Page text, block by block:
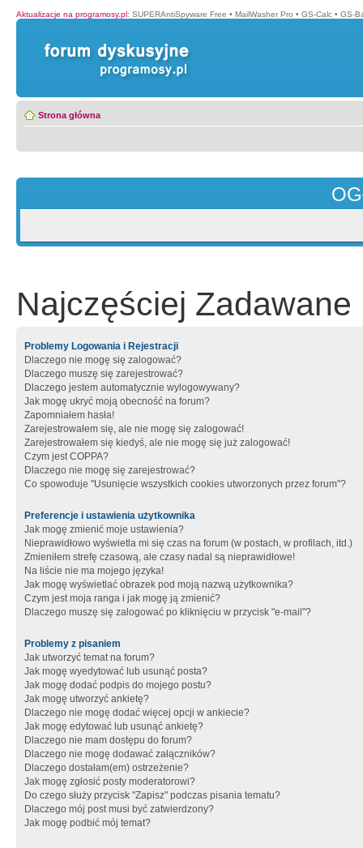
Aktualizacje na programosy.pl: SUPERAntiSpyware Free • MailWasher Pro • GS-Calc • GS-
Strona główna
Najczęściej Zadawane
Problemy Logowania i Rejestracji
Dlaczego nie mogę się zalogować?
Dlaczego muszę się zarejestrować?
Dlaczego jestem automatycznie wylogowywany?
Jak mogę ukryć moją obecność na forum?
Zapomniałem hasła!
Zarejestrowałem się, ale nie mogę się zalogować!
Zarejestrowałem się kiedyś, ale nie mogę się już zalogować!
Czym jest COPPA?
Dlaczego nie mogę się zarejestrować?
Co spowoduje "Usunięcie wszystkich cookies utworzonych przez forum"?
Preferencje i ustawienia użytkownika
Jak mogę zmienić moje ustawienia?
Nieprawidłowo wyświetla mi się czas na forum (w postach, w profilach, itd.)
Zmieniłem strefę czasową, ale czasy nadal są nieprawidłowe!
Na liście nie ma mojego języka!
Jak mogę wyświetlać obrazek pod moją nazwą użytkownika?
Czym jest moja ranga i jak mogę ją zmienić?
Dlaczego muszę się zalogować po kliknięciu w przycisk "e-mail"?
Problemy z pisaniem
Jak utworzyć temat na forum?
Jak mogę wyedytować lub usunąć posta?
Jak mogę dodać podpis do mojego postu?
Jak mogę utworzyć ankietę?
Dlaczego nie mogę dodać więcej opcji w ankiecie?
Jak mogę edytować lub usunąć ankietę?
Dlaczego nie mam dostępu do forum?
Dlaczego nie mogę dodawać załączników?
Dlaczego dostałam(em) ostrzeżenie?
Jak mogę zgłosić posty moderatorowi?
Do czego służy przycisk "Zapisz" podczas pisania tematu?
Dlaczego mój post musi być zatwierdzony?
Jak mogę podbić mój temat?